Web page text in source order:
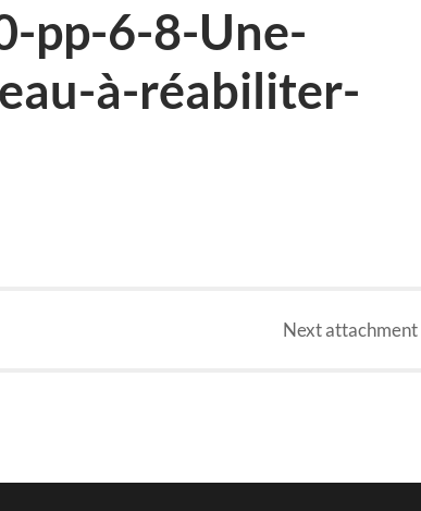
pp-6-8-Une-
à-réabiliter-
Nextattachment